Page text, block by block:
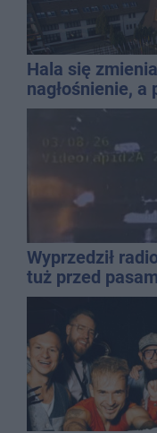
Hala się
nagłośnienie,
QEMETICA
Wyprzedził
tuż przed